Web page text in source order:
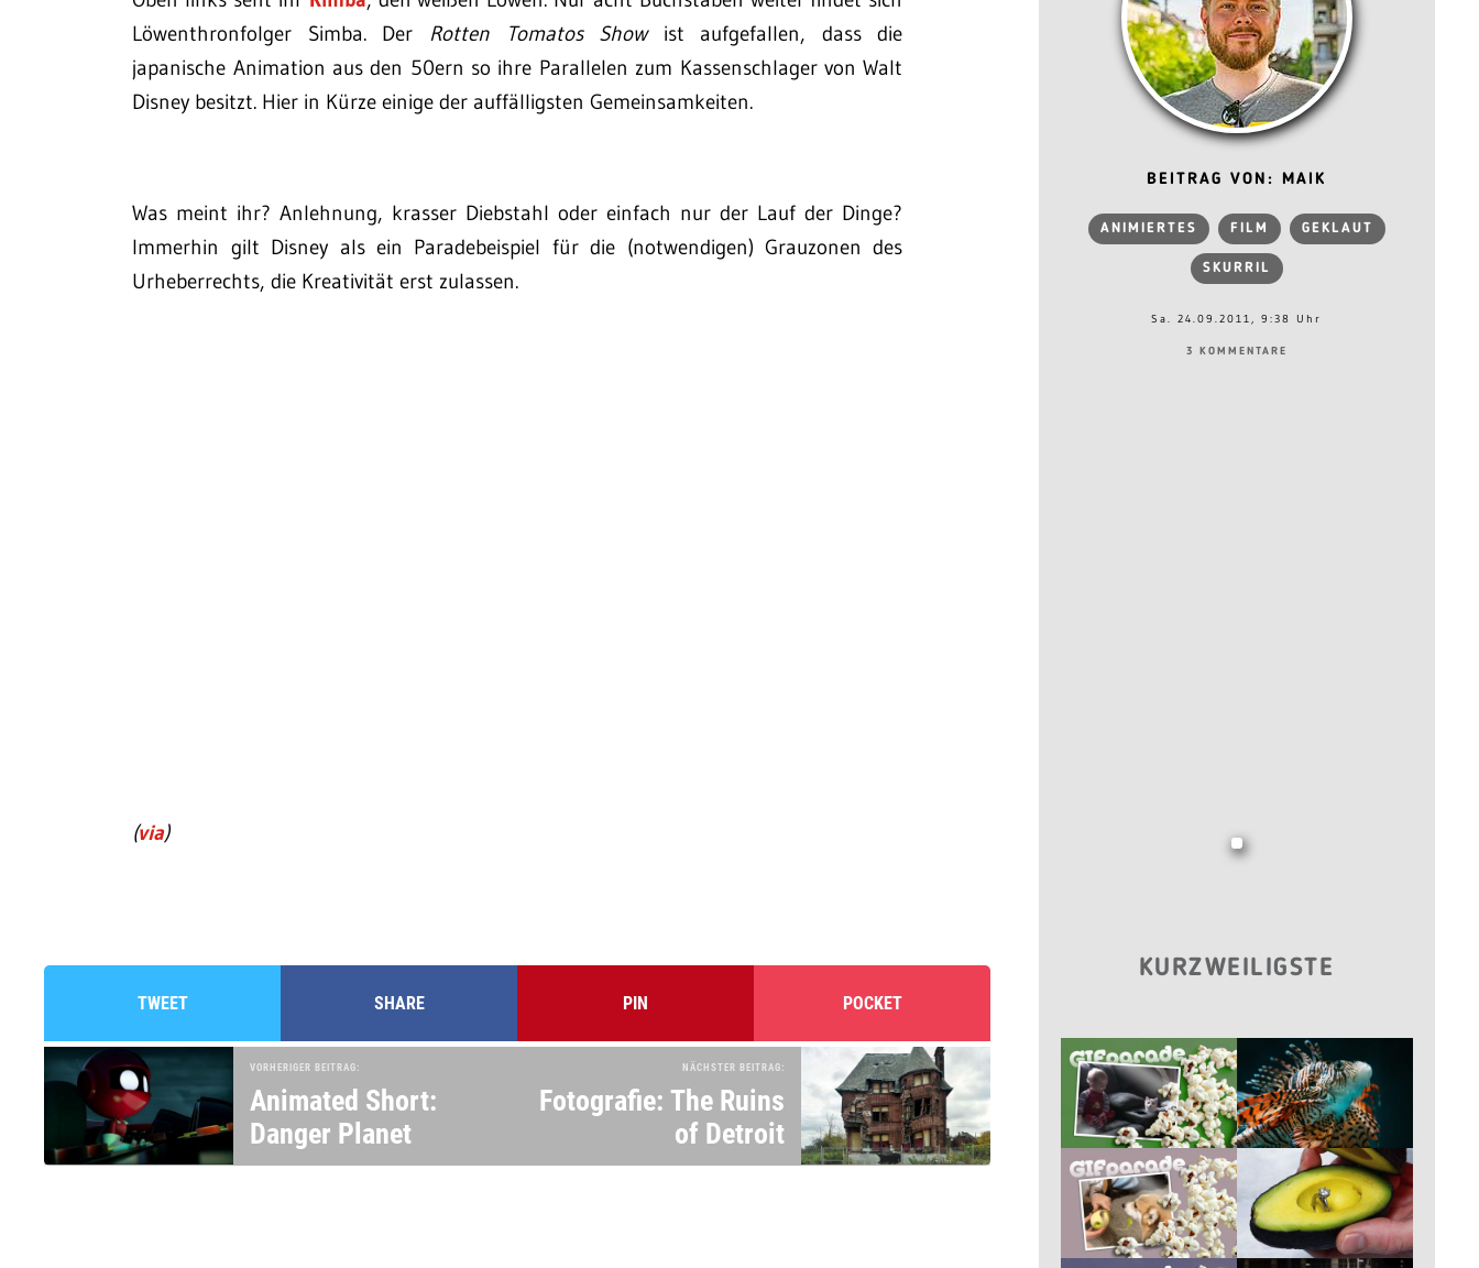
Löwenthronfolger Simba. Der Rotten Tomatos Showist aufgefallen, dass die
japanische Animation aus den 50ern so ihre Parallelen zum Kassenschlager von Walt
Disney besitzt. Hier in Kürze einige der auffälligsten Gemeinsamkeiten.
Was meint ihr? Anlehnung, krasser Diebstahl oder einfach nur der Lauf der Dinge?
Immerhin gilt Disney als ein Paradebeispiel für die (notwendigen) Grauzonen des
Urheberrechts, die Kreativität erst zulassen.
(via)
TWEET SHARE PIN POCKET
VORHERIGER BEITRAG:
Animated Short:
Danger Planet
NÄCHSTER BEITRAG:
Fotografie: The Ruins
of Detroit
BEITRAG VON: MAIK
ANIMIERTES FILM GEKLAUT
SKURRIL
Sa. 24.09.2011, 9:38 Uhr
3 KOMMENTARE
KURZWEILIGSTE